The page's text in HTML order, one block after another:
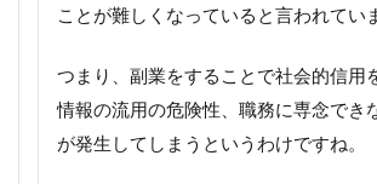
ことが難しくなっていると言われてい
つまり、副業をすることで社会的信用
情報の流用の危険性、職務に専念でき
が発生してしまうというわけですね。